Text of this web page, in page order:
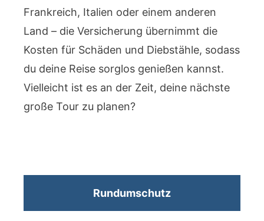
Frankreich, Italien oder einem anderen
Land – die Versicherung übernimmt die
Kosten für Schäden und Diebstähle, sodass
du deine Reise sorglos genießen kannst.
Vielleicht ist es an der Zeit, deine nächste
große Tour zu planen?
Rundumschutz